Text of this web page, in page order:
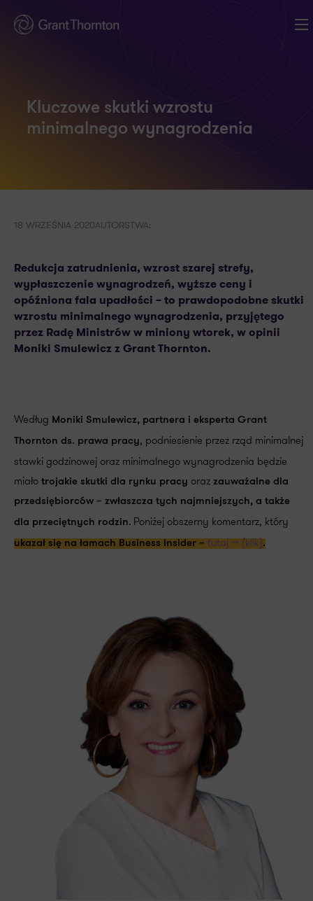
Kluczowe skutki wzrostu
minimalnego wynagrodzenia
18 WRZEŚNIA 2020AUTORSTWA:
Redukcja zatrudnienia, wzrost szarej strefy,
wypłaszczenie wynagrodzeń, wyższe ceny i
opóźniona fala upadłości – to prawdopodobne skutki
wzrostu minimalnego wynagrodzenia, przyjętego
przez Radę Ministrów w miniony wtorek, w opinii
Moniki Smulewicz z Grant Thornton.
Według Moniki Smulewicz, partnera i eksperta Grant
Thornton ds. prawa pracy, podniesienie przez rząd minimalnej
stawki godzinowej oraz minimalnego wynagrodzenia będzie
miało trojakie skutki dla rynku pracy oraz zauważalne dla
przedsiębiorców – zwłaszcza tych najmniejszych, a także
dla przeciętnych rodzin. Poniżej obszerny komentarz, który
ukazał się na łamach Business Insider – tutaj >> (klik).